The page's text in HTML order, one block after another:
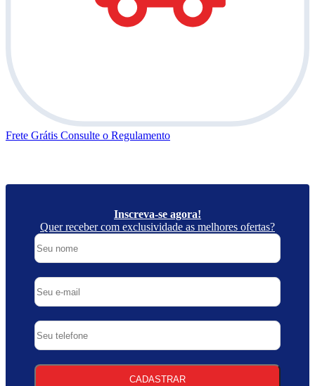
Frete Grátis Consulte o Regulamento
Inscreva-se agora!
Quer receber com exclusividade as melhores ofertas?
CADASTRAR